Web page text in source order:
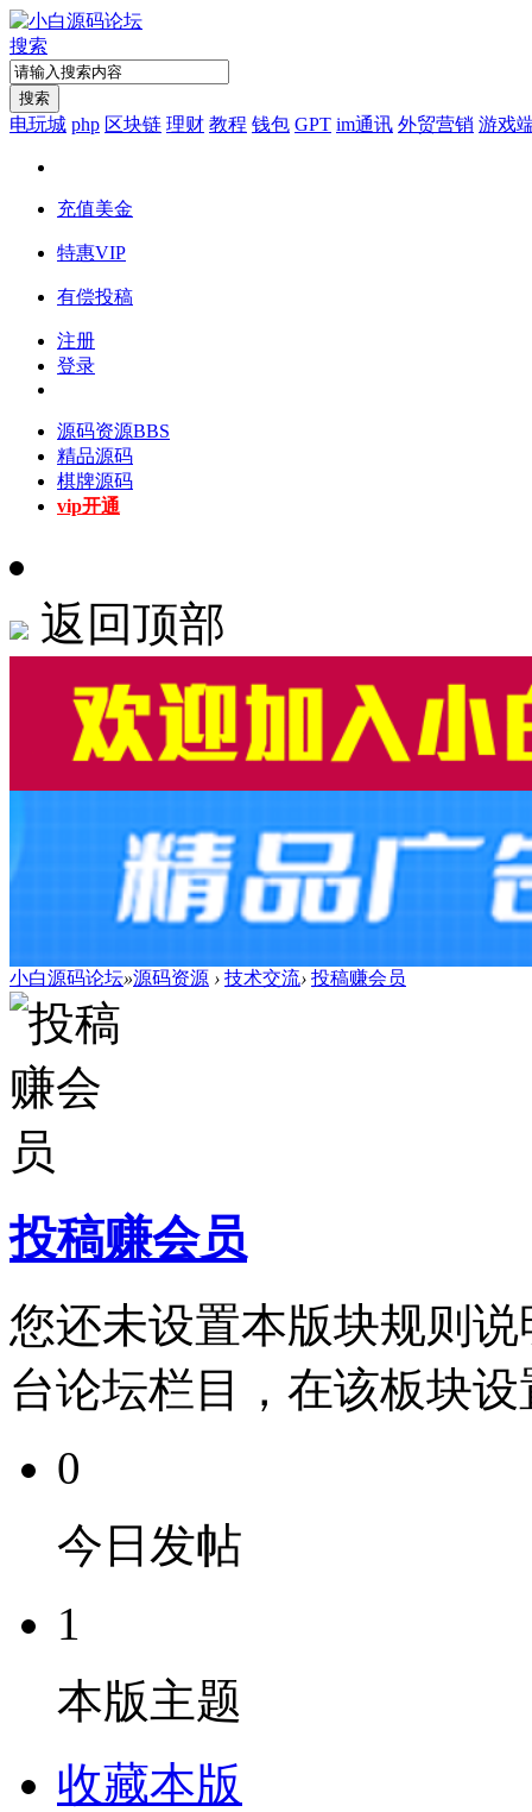
搜索
搜索
电玩城 php 区块链 理财 教程 钱包 GPT im通讯 外贸营销 游戏
充值美金
特惠VIP
有偿投稿
注册
登录
源码资源BBS
精品源码
棋牌源码
vip开通
返回顶部
小白源码论坛»源码资源 › 技术交流› 投稿赚会员
投稿赚会员
您还未设置本版块规则
台论坛栏目，在该板块
0
今日发帖
1
本版主题
收藏本版